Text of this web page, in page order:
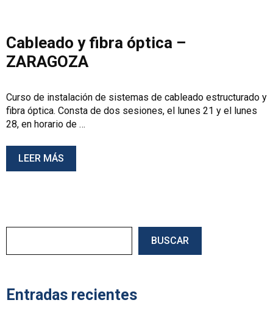
Cableado y fibra óptica –
ZARAGOZA
Curso de instalación de sistemas de cableado estructurado y
fibra óptica. Consta de dos sesiones, el lunes 21 y el lunes
28, en horario de …
LEER MÁS
BUSCAR
Entradas recientes